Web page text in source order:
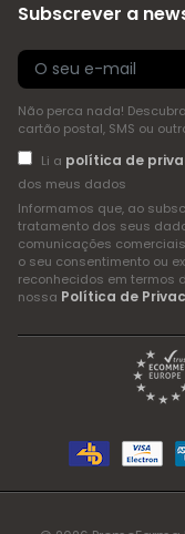
Subscrever a
Não perca nada!
cartão postal, SMS ou
Li a política de
dos meus dados
Informamos que, ao
tratamento dos seus
comunicações
o seu consentimento ou
reconhecidos em termos
nossa Política de